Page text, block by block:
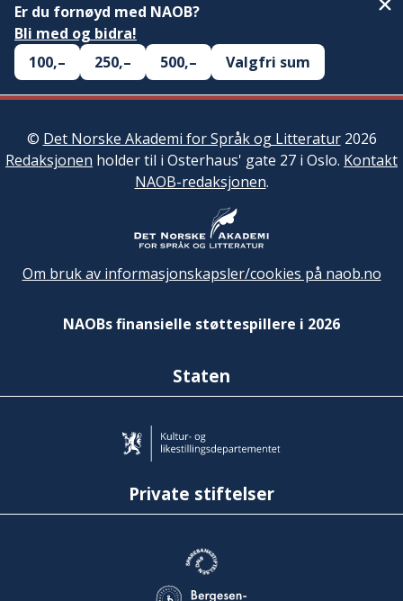
Er du fornøyd med NAOB?
Bli med og bidra!
100,–
250,– 500,– Valgfri sum
© Det Norske Akademi for Språk og Litteratur2026
Redaksjonen holder til i Osterhaus' gate 27 i Oslo. Kontakt
NAOB-redaksjonen.
Om bruk av informasjonskapsler/cookies på naob.no
NAOBs finansielle støttespillere i 2026
Staten
Private stiftelser